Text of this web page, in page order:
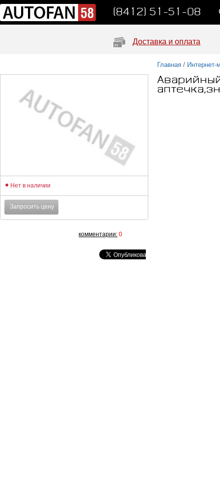
(8412) 51-51-08
Доставка и оплата
Главная / Интернет-
Нет в наличии
Запросить цену
комментарии: 0